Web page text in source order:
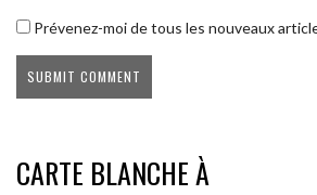
Prévenez-moi de tous les nouveaux
CARTE BLANCHE À